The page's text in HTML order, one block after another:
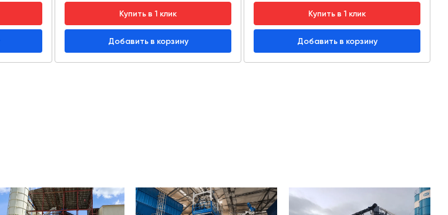
Купить в 1 клик
Добавить в корзину
Купить в 1 клик
Добавить в корзину